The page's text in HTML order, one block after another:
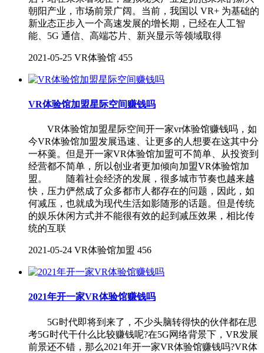
朝阳产业，市场前景广阔。当前，我国以 VR+ 为基础的
新业态正步入一个高速发展的增长期，已经在人工智
能、5G 通信、高端芯片、新兴显示等领域取得
2021-05-25 VR体验馆 455
VR体验馆加盟星际空间赚钱吗
VR体验馆加盟星际空间开一家vr体验馆赚钱吗，如
今VR体验馆加盟发展迅速、让更多的人想要在这其中分
一杯羹。但是开一家VR体验馆加盟可不简单、从投资到
经营都不简单，所以创业者更加倾向加盟VR体验馆加
盟。 随着社会经济的发展，很多城市节奏也越来越
快，压力俨然成了众多都市人都存在的问题，因此，如
何减压，也就成为现代生活如影随形的话题。但是传统
的娱乐休闲方式并不能很有效的起到减压效果，相比传
统的互联
2021-05-24 VR体验馆加盟 456
2021年开一家VR体验馆赚钱吗
5G时代即将到来了，不少头脑转得快的伙伴都在思
考5G时代干什么比较赚钱呢?在5G网络背景下，VR发展
前景还不错，那么2021年开一家VR体验馆赚钱吗?VR体